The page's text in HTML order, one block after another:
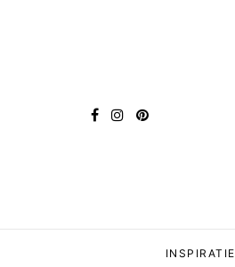
INSPIRATIE